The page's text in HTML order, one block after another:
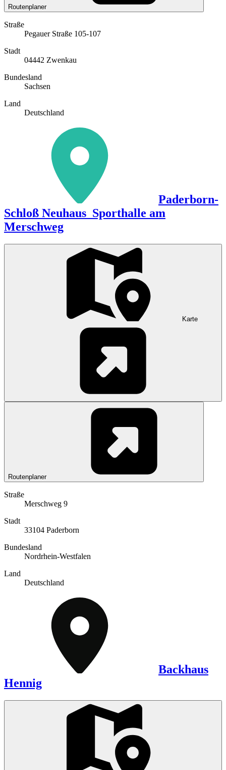
Routenplaner
Straße
Pegauer Straße 105-107
Stadt
04442 Zwenkau
Bundesland
Sachsen
Land
Deutschland
Paderborn-
Schloß Neuhaus_Sporthalle am
Merschweg
Karte
Routenplaner
Straße
Merschweg 9
Stadt
33104 Paderborn
Bundesland
Nordrhein-Westfalen
Land
Deutschland
Backhaus
Hennig